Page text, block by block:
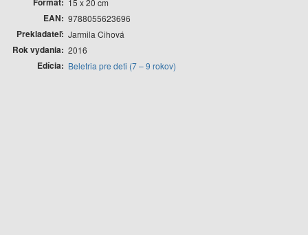
EAN 9788055623696
Prekladateľ Jarmila Cihová
Rok vydania 2016
Edícia Beletria pre deti (7 – 9 rokov)